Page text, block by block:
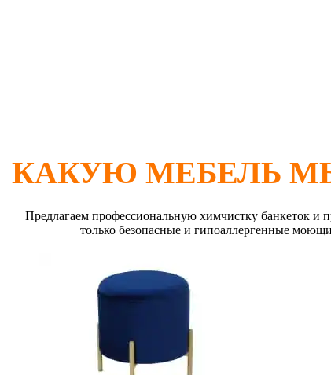
КАКУЮ МЕБЕЛЬ
Предлагаем профессиональную химчистку банкеток
только безопасные и гипоаллергенные